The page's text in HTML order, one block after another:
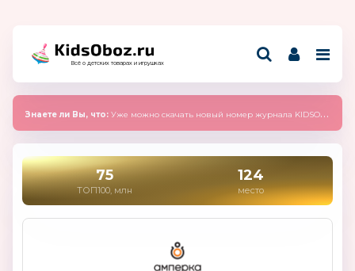
Всё о детских товарах и игрушках
Знаете ли Вы, что: Уже можно скачать новый номер журнала KIDSOBOZ 2025 (сентябрь)
75
ТОП100, млн
124
место